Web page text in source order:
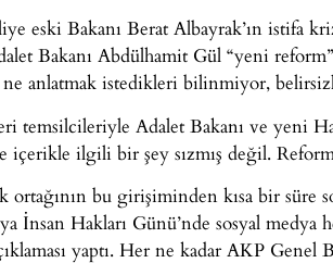
eski Bakanı Berat Albayrak’ın istifa
Bakanı Abdülhamit Gül “yeni
ne anlatmak istedikleri bilinmiyor,
temsilcileriyle Adalet Bakanı ve yeni
içerikle ilgili bir şey sızmış değil.
ortağının bu girişiminden kısa bir
İnsan Hakları Günü’nde sosyal medya
yaptı. Her ne kadar AKP